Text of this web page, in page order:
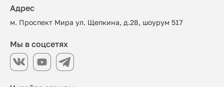
Адрес
м. Проспект Мира ул. Щепкина, д.28, шоурум 517
Мы в соцсетях